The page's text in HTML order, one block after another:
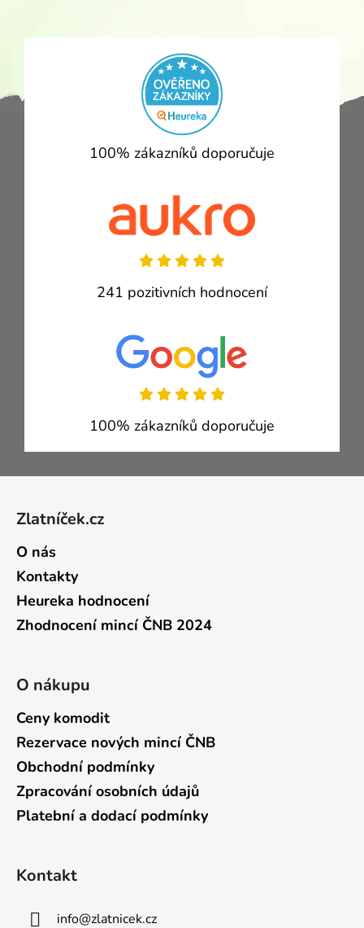
100% zákazníků doporučuje
241 pozitivních hodnocení
100% zákazníků doporučuje
Zlatníček.cz
O nás
Kontakty
Heureka hodnocení
Zhodnocení mincí ČNB 2024
O nákupu
Ceny komodit
Rezervace nových mincí ČNB
Obchodní podmínky
Zpracování osobních údajů
Platební a dodací podmínky
Kontakt
info@zlatnicek.cz